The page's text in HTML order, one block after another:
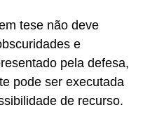
tese não deve
e
pela defesa,
pode ser executada
de recurso.